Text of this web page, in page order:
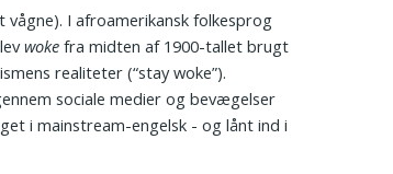
I afroamerikansk folkesprog
woke fra midten af 1900-tallet brugt
realiteter (“stay woke”).
sociale medier og bevægelser
i mainstream-engelsk - og lånt ind i